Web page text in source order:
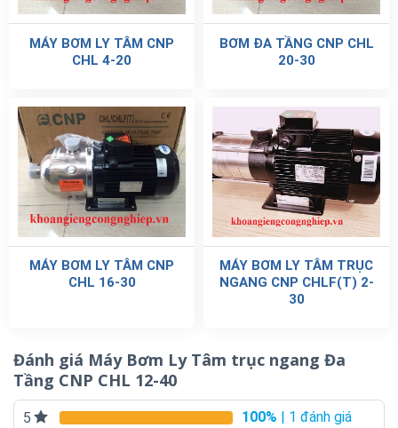
MÁY BƠM LY TÂM CNP
CHL 4-20
BƠM ĐA TẦNG CNP CHL
20-30
MÁY BƠM LY TÂM CNP
CHL 16-30
MÁY BƠM LY TÂM TRỤC
NGANG CNP CHLF(T) 2-
30
Đánh giá Máy Bơm Ly Tâm trục ngang Đa
Tầng CNP CHL 12-40
5 100% | 1 đánh giá